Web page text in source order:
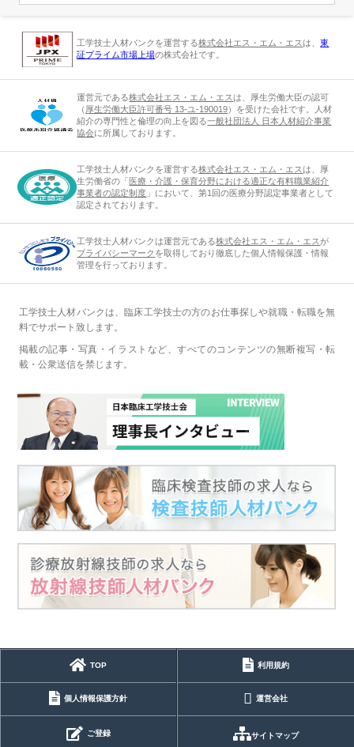
工学技士人材バンクを運営する株式会社エス・エム・エスは、東
証プライム市場上場の株式会社です。
運営元である株式会社エス・エム・エスは、厚生労働大臣の認可
（ 厚生労働大臣許可番号 13-ユ-190019）を受けた会社です。人材
紹介の専門性と倫理の向上を図る一般社団法人 日本人材紹介事業
協会に所属しております。
工学技士人材バンクを運営する株式会社エス・エム・エスは、厚
生労働省の「 医療・介護・保育分野における適正な有料職業紹介
事業者の認定制度 」において、第1回の医療分野認定事業者として
認定されております。
工学技士人材バンクは運営元である株式会社エス・エム・エスが
プライバシーマーク を取得しており徹底した個人情報保護・情報
管理を行っております。
工学技士人材バンクは、臨床工学技士の方のお仕事探しや就職・転職を無
料でサポート致します。
掲載の記事・写真・イラストなど、すべてのコンテンツの無断複写・転
載・公衆送信を禁じます。
TOP 利用規約
個人情報保護方針 運営会社
ご登録 サイトマップ